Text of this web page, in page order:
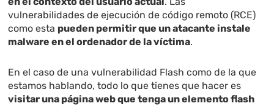
vulnerabilidades de ejecución de código remoto (RCE)
como esta pueden permitir que un atacante instale
malware en el ordenador de la víctima.
En el caso de una vulnerabilidad Flash como de la que
estamos hablando, todo lo que tienes que hacer es
visitar una página web que tenga un elemento flash